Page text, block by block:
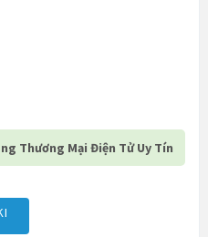
Thương Mại Điện Tử Uy Tín